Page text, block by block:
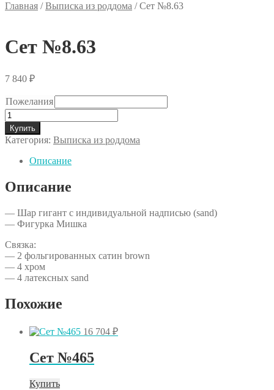
Главная /Выписка из роддома /Сет №8.63
Сет №8.63
7 840 ₽
Пожелания
Количество
товара
Сет
№8.63
Купить
Категория: Выписка из роддома
Описание
Описание
— Шар гигант с индивидуальной надписью (sand)
— Фигурка Мишка
Связка:
— 2 фольгированных сатин brown
— 4 хром
— 4 латексных sand
Похожие
16 704 ₽
Сет №465
Купить